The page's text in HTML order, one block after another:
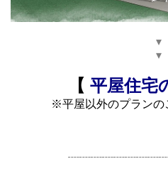
▾
▾
【 平屋住宅
※平屋以外のプランの